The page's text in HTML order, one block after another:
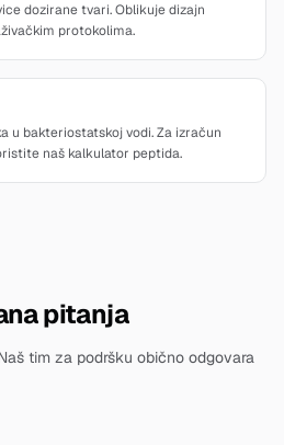
dozirane tvari. Oblikuje dizajn
protokolima.
u bakteriostatskoj vodi. Za izračun
naš kalkulator peptida.
pitanja
tim za podršku obično odgovara